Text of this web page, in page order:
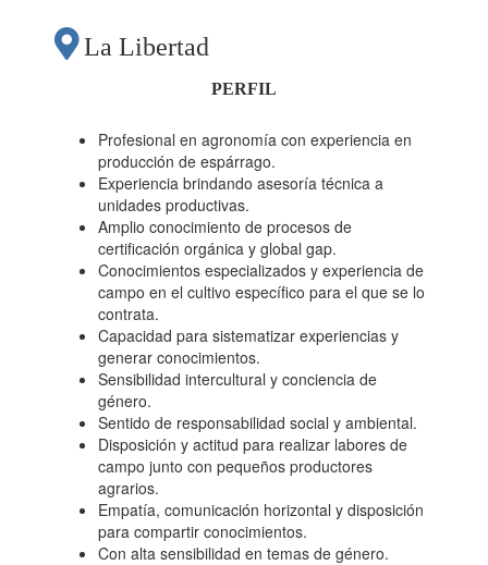
La Libertad
PERFIL
Profesional en agronomía con experiencia en
producción de espárrago.
Experiencia brindando asesoría técnica a
unidades productivas.
Amplio conocimiento de procesos de
certificación orgánica y global gap.
Conocimientos especializados y experiencia de
campo en el cultivo específico para el que se lo
contrata.
Capacidad para sistematizar experiencias y
generar conocimientos.
Sensibilidad intercultural y conciencia de
género.
Sentido de responsabilidad social y ambiental.
Disposición y actitud para realizar labores de
campo junto con pequeños productores
agrarios.
Empatía, comunicación horizontal y disposición
para compartir conocimientos.
Con alta sensibilidad en temas de género.